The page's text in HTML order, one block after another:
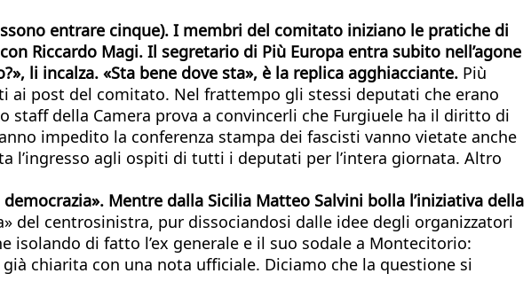
entrare cinque). I membri del comitato iniziano le pratiche di
Riccardo Magi. Il segretario di Più Europa entra subito nell’agone
li incalza. «Sta bene dove sta», è la replica agghiacciante. Più
ai post del comitato. Nel frattempo gli stessi deputati che erano
staff della Camera prova a convincerli che Furgiuele ha il diritto di
impedito la conferenza stampa dei fascisti vanno vietate anche
l’ingresso agli ospiti di tutti i deputati per l’intera giornata. Altro
Mentre dalla Sicilia Matteo Salvini bolla l’iniziativa della
del centrosinistra, pur dissociandosi dalle idee degli organizzatori
isolando di fatto l’ex generale e il suo sodale a Montecitorio:
chiarita con una nota ufficiale. Diciamo che la questione si